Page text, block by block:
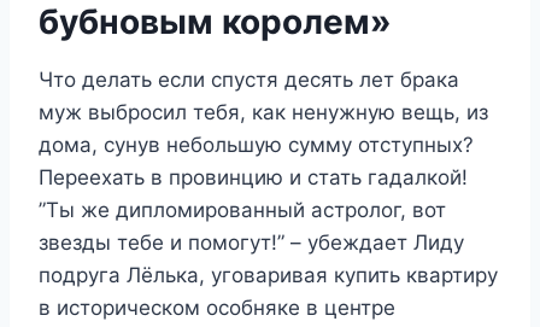
бубновым королем»
Что делать если спустя десять лет брака
муж выбросил тебя, как ненужную вещь, из
дома, сунув небольшую сумму отступных?
Переехать в провинцию и стать гадалкой!
”Ты же дипломированный астролог, вот
звезды тебе и помогут!” – убеждает Лиду
подруга Лёлька, уговаривая купить квартиру
в историческом особняке в центре